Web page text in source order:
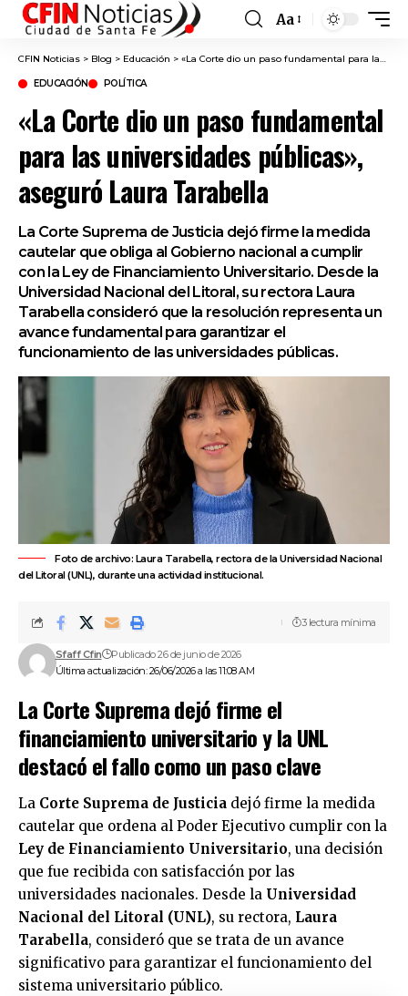
Font
Resizer
Aa
CFIN Noticias > Blog > Educación > «La Corte dio un paso fundamental para las universidades públicas», aseguró Laura Tarabella
EDUCACIÓN POLÍTICA
«La Corte dio un paso fundamental
para las universidades públicas»,
aseguró Laura Tarabella
La Corte Suprema de Justicia dejó firme la medida
cautelar que obliga al Gobierno nacional a cumplir
con la Ley de Financiamiento Universitario. Desde la
Universidad Nacional del Litoral, su rectora Laura
Tarabella consideró que la resolución representa un
avance fundamental para garantizar el
funcionamiento de las universidades públicas.
Foto de archivo: Laura Tarabella, rectora de la Universidad Nacional
del Litoral (UNL), durante una actividad institucional.
Última actualización: 26/06/2026 a las 11:08 AM
Sfaff Cfin Publicado 26 de junio de 2026
3 lectura mínima
La Corte Suprema dejó firme el
financiamiento universitario y la UNL
destacó el fallo como un paso clave
La Corte Suprema de Justicia dejó firme la medida
cautelar que ordena al Poder Ejecutivo cumplir con la
Ley de Financiamiento Universitario, una decisión
que fue recibida con satisfacción por las
universidades nacionales. Desde la Universidad
Nacional del Litoral (UNL), su rectora, Laura
Tarabella, consideró que se trata de un avance
significativo para garantizar el funcionamiento del
sistema universitario público.